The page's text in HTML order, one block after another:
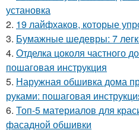
установка
2. 19 лайфхаков, которые
3. Бумажные шедевры: 7
4. Отделка цоколя частного
пошаговая инструкция
5. Наружная обшивка дома
руками: пошаговая
6. Топ-5 материалов для
фасадной обшивки